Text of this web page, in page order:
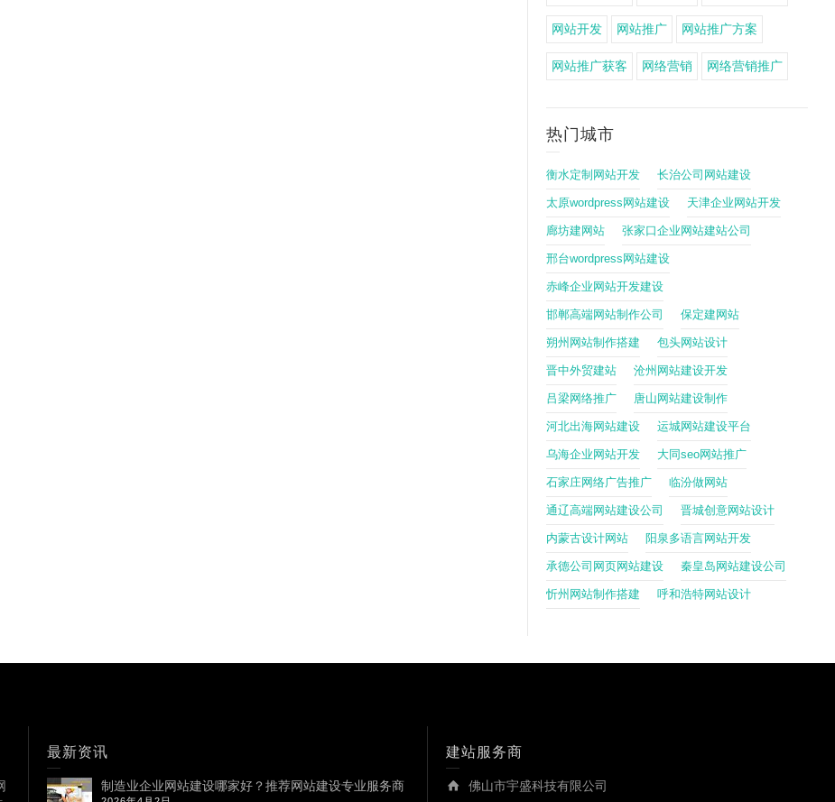
网站开发 网站推广 网站推广方案
网站推广获客 网络营销 网络营销推广
热门城市
衡水定制网站开发 长治公司网站建设
太原wordpress网站建设 天津企业网站开发
廊坊建网站 张家口企业网站建站公司
邢台wordpress网站建设
赤峰企业网站开发建设
邯郸高端网站制作公司 保定建网站
朔州网站制作搭建 包头网站设计
晋中外贸建站 沧州网站建设开发
吕梁网络推广 唐山网站建设制作
河北出海网站建设 运城网站建设平台
乌海企业网站开发 大同seo网站推广
石家庄网络广告推广 临汾做网站
通辽高端网站建设公司 晋城创意网站设计
内蒙古设计网站 阳泉多语言网站开发
承德公司网页网站建设 秦皇岛网站建设公司
忻州网站制作搭建 呼和浩特网站设计
最新资讯
制造业企业网站建设哪家好？推荐网站建设专业服务商
建站服务商
佛山市宇盛科技有限公司